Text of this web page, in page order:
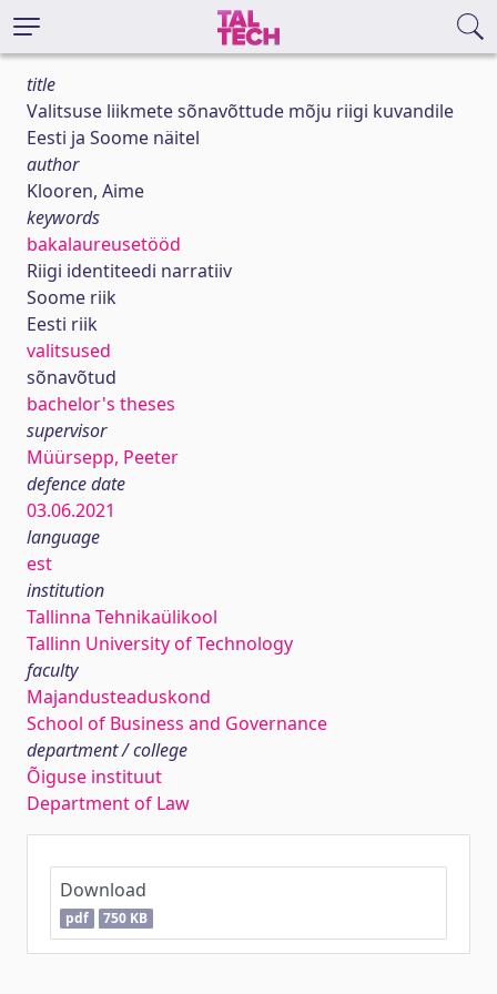
title
Valitsuse liikmete sõnavõttude mõju riigi kuvandile
Eesti ja Soome näitel
author
Klooren, Aime
keywords
bakalaureusetööd
Riigi identiteedi narratiiv
Soome riik
Eesti riik
valitsused
sõnavõtud
bachelor's theses
supervisor
Müürsepp, Peeter
defence date
03.06.2021
language
est
institution
Tallinna Tehnikaülikool
Tallinn University of Technology
faculty
Majandusteaduskond
School of Business and Governance
department / college
Õiguse instituut
Department of Law
Download
pdf 750 KB